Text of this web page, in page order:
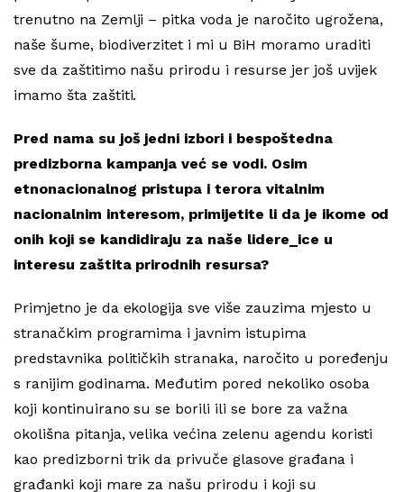
trenutno na Zemlji – pitka voda je naročito ugrožena,
naše šume, biodiverzitet i mi u BiH moramo uraditi
sve da zaštitimo našu prirodu i resurse jer još uvijek
imamo šta zaštiti.
Pred nama su još jedni izbori i bespoštedna
predizborna kampanja već se vodi. Osim
etnonacionalnog pristupa i terora vitalnim
nacionalnim interesom, primijetite li da je ikome od
onih koji se kandidiraju za naše lidere_ice u
interesu zaštita prirodnih resursa?
Primjetno je da ekologija sve više zauzima mjesto u
stranačkim programima i javnim istupima
predstavnika političkih stranaka, naročito u poređenju
s ranijim godinama. Međutim pored nekoliko osoba
koji kontinuirano su se borili ili se bore za važna
okolišna pitanja, velika većina zelenu agendu koristi
kao predizborni trik da privuče glasove građana i
građanki koji mare za našu prirodu i koji su